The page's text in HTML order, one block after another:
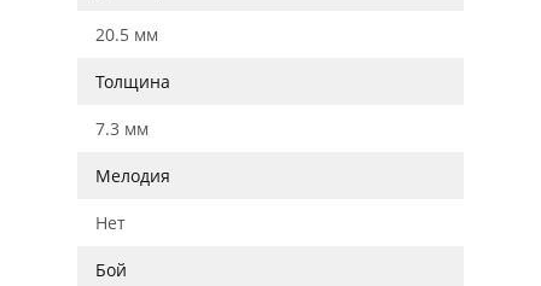
20.5 мм
Толщина
7.3 мм
Мелодия
Нет
Бой